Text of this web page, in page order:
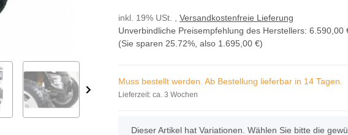
inkl. 19% USt. , Versandkostenfreie Lieferung
Unverbindliche Preisempfehlung des Herstellers: 6.590,00
(Sie sparen 25.72% , also 1.695,00 €)
Muss bestellt werden. Ab Bestellung lieferbar in 14 Tagen.
Lieferzeit: ca. 3 Wochen
x
Dieser Artikel hat Variationen. Wählen Sie bitte die